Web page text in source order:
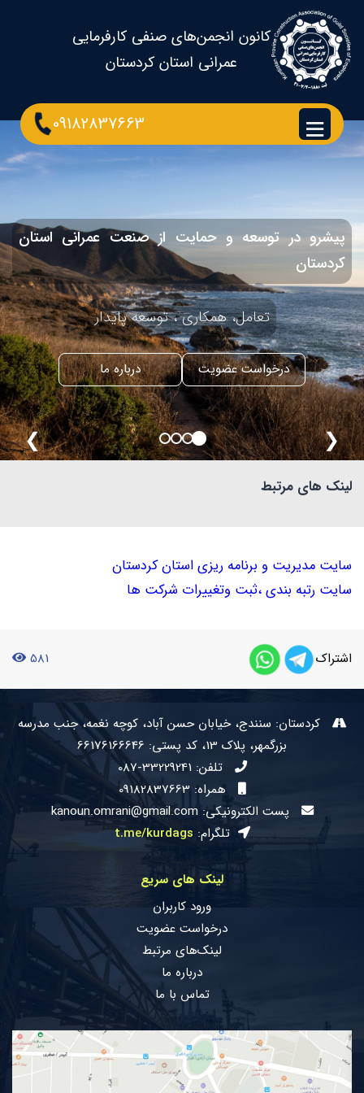
کانون انجمن‌های صنفی کارفرمایی
عمرانی استان کردستان
09182837663
❯ ❮
پیشرو در توسعه و حمایت از صنعت عمرانی استان
کردستان
تعامل، همکاری ، توسعه پایدار
درخواست عضویت درباره ما
لینک های مرتبط
سایت مدیریت و برنامه ریزی استان کردستان
سایت رتبه بندی ،ثبت وتغییرات شرکت ها
اشتراک 581
کردستان: سنندج، خیابان حسن آباد، کوچه نغمه، جنب مدرسه
بزرگمهر، پلاک 13، کد پستی: 66176166646
تلفن: 087-33229241
همراه: 09182837663
پست الکترونیکی: kanoun.omrani@gmail.com
تلگرام: t.me/kurdags
لینک های سریع
ورود کاربران
درخواست عضویت
لینک‌های مرتبط
درباره ما
تماس با ما